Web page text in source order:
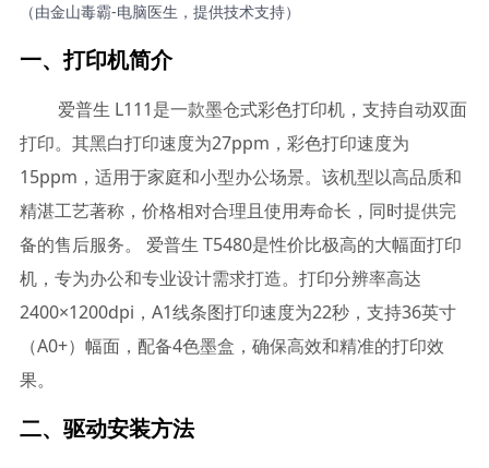
（由金山毒霸-电脑医生，提供技术支持）
一、打印机简介
爱普生 L111是一款墨仓式彩色打印机，支持自动双面
打印。其黑白打印速度为27ppm，彩色打印速度为
15ppm，适用于家庭和小型办公场景。该机型以高品质和
精湛工艺著称，价格相对合理且使用寿命长，同时提供完
备的售后服务。 爱普生 T5480是性价比极高的大幅面打印
机，专为办公和专业设计需求打造。打印分辨率高达
2400×1200dpi，A1线条图打印速度为22秒，支持36英寸
（A0+）幅面，配备4色墨盒，确保高效和精准的打印效
果。
二、驱动安装方法